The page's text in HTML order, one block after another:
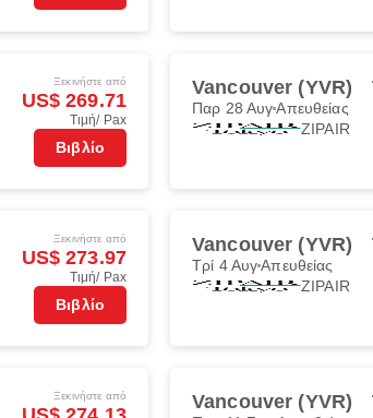
Ξεκινήστε από
US$ 269.71
Τιμή/ Pax
Βιβλίο
Vancouver (YVR)
Παρ 28 ΑυγΑπευθείας
ZIPAIR
Ξεκινήστε από
US$ 273.97
Τιμή/ Pax
Βιβλίο
Vancouver (YVR)
Τρί 4 ΑυγΑπευθείας
ZIPAIR
Ξεκινήστε από Vancouver (YVR)